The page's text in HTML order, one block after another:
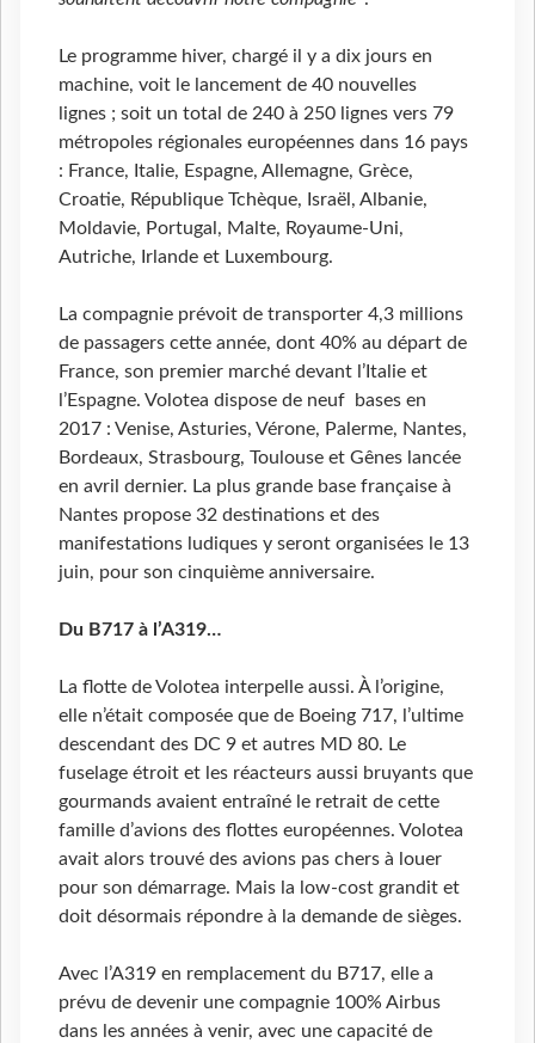
Le programme hiver, chargé il y a dix jours en
machine, voit le lancement de 40 nouvelles
lignes ; soit un total de 240 à 250 lignes vers 79
métropoles régionales européennes dans 16 pays
: France, Italie, Espagne, Allemagne, Grèce,
Croatie, République Tchèque, Israël, Albanie,
Moldavie, Portugal, Malte, Royaume-Uni,
Autriche, Irlande et Luxembourg.
La compagnie prévoit de transporter 4,3 millions
de passagers cette année, dont 40% au départ de
France, son premier marché devant l’Italie et
l’Espagne. Volotea dispose de neuf bases en
2017 : Venise, Asturies, Vérone, Palerme, Nantes,
Bordeaux, Strasbourg, Toulouse et Gênes lancée
en avril dernier. La plus grande base française à
Nantes propose 32 destinations et des
manifestations ludiques y seront organisées le 13
juin, pour son cinquième anniversaire.
Du B717 à l’A319…
La flotte de Volotea interpelle aussi. À l’origine,
elle n’était composée que de Boeing 717, l’ultime
descendant des DC 9 et autres MD 80. Le
fuselage étroit et les réacteurs aussi bruyants que
gourmands avaient entraîné le retrait de cette
famille d’avions des flottes européennes. Volotea
avait alors trouvé des avions pas chers à louer
pour son démarrage. Mais la low-cost grandit et
doit désormais répondre à la demande de sièges.
Avec l’A319 en remplacement du B717, elle a
prévu de devenir une compagnie 100% Airbus
dans les années à venir, avec une capacité de